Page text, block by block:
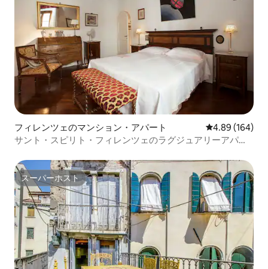
フィレンツェのマンション・アパート レビュー164
4.89 (164)
サント・スピリト・フィレンツェのラグジュアリーアパー
スーパーホスト
スーパーホスト